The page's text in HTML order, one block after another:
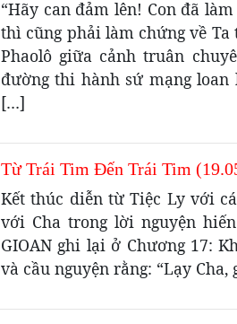
“Hãy can đảm lên! Con đã
thì cũng phải làm chứng về
Phaolô giữa cảnh truân
đường thi hành sứ mạng
[…]
Từ Trái Tim Đến Trái Tim
Kết thúc diễn từ Tiệc Ly với
với Cha trong lời nguyện
GIOAN ghi lại ở Chương 17:
và cầu nguyện rằng: “Lạy